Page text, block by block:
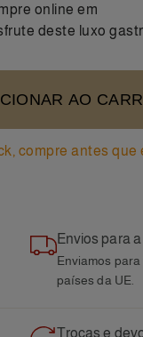
online em
deste luxo
AO
compre antes que
Envios para a
Enviamos
países da UE.
Trocas e